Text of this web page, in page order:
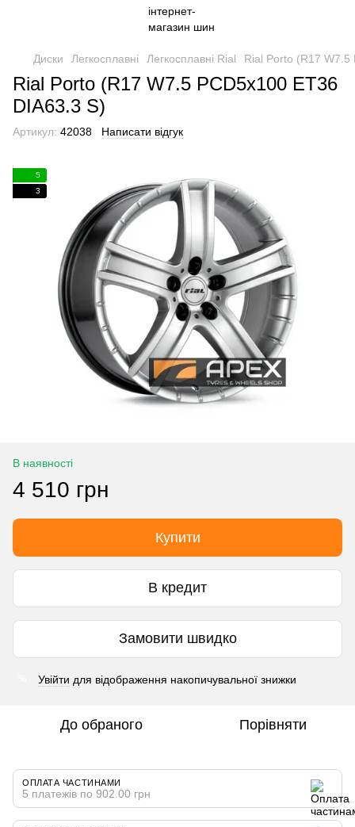
Диски Легкосплавні Легкосплавні Rial Rial Porto (R17 W7.5
Rial Porto (R17 W7.5 PCD5x100 ET36
DIA63.3 S)
Артикул: 42038 Написати відгук
5
3
В наявності
4 510 грн
Купити
В кредит
Замовити швидко
Увійти для відображення накопичувальної знижки
До обраного Порівняти
ОПЛАТА ЧАСТИНАМИ
5 платежів по 902.00 грн